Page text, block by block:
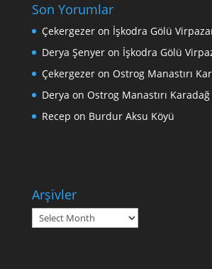
Son Yorumlar
Çekergezeron İşkodra Gölü
Derya Şenyeron İşkodra Gölü
Çekergezeron Ostrog Manastırı
Derya on Ostrog Manastırı Karadağ
Recep on Burdur Aksu Köyü
Arşivler
Arşivler